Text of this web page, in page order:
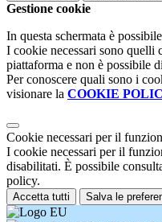
Gestione cookie
In questa schermata è
I cookie necessari sono quelli
piattaforma e non è possibile
Per conoscere quali sono i
visionare la COOKIE
Cookie necessari per il
I cookie necessari per il
disabilitati. È possibile
policy.
Accetta tutti Salva le